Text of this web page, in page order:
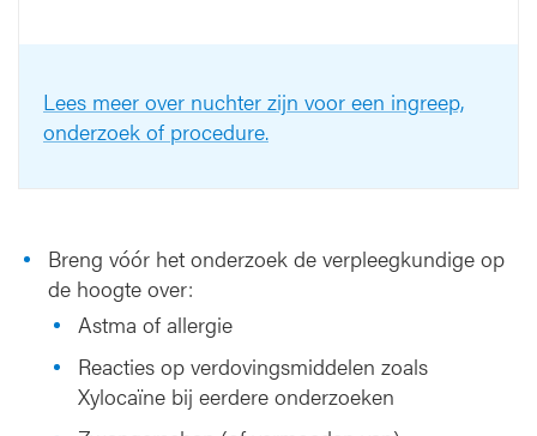
Lees meer over nuchter zijn voor een ingreep,
onderzoek of procedure.
Breng vóór het onderzoek de verpleegkundige op
de hoogte over:
Astma of allergie
Reacties op verdovingsmiddelen zoals
Xylocaïne bij eerdere onderzoeken